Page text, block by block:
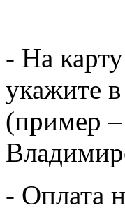
- На
укажите
(пример
- Оплата